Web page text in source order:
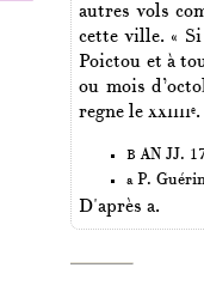
autres vols
cette ville. « Si
Poictou et à
ou mois
regne lexxiiiie.
B AN JJ.
aP.
D'après a.